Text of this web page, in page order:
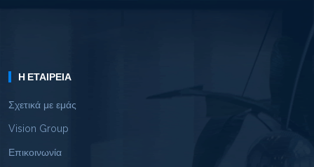
Η ΕΤΑΙΡΕΊΑ
Σχετικά με εμάς
Vision Group
Επικοινωνία